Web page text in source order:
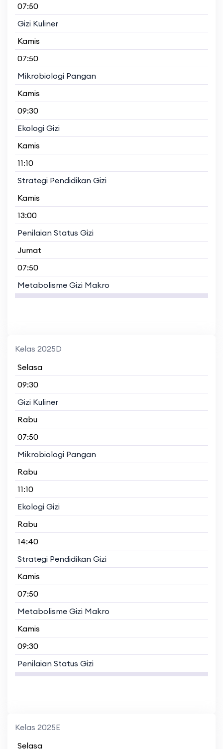
07:50
Gizi Kuliner
Kamis
07:50
Mikrobiologi Pangan
Kamis
09:30
Ekologi Gizi
Kamis
11:10
Strategi Pendidikan Gizi
Kamis
13:00
Penilaian Status Gizi
Jumat
07:50
Metabolisme Gizi Makro
Kelas 2025D
Selasa
09:30
Gizi Kuliner
Rabu
07:50
Mikrobiologi Pangan
Rabu
11:10
Ekologi Gizi
Rabu
14:40
Strategi Pendidikan Gizi
Kamis
07:50
Metabolisme Gizi Makro
Kamis
09:30
Penilaian Status Gizi
Kelas 2025E
Selasa